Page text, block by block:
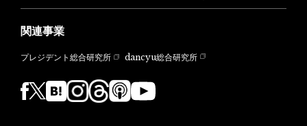
関連事業
プレジデント総合研究所 dancyu総合研究所